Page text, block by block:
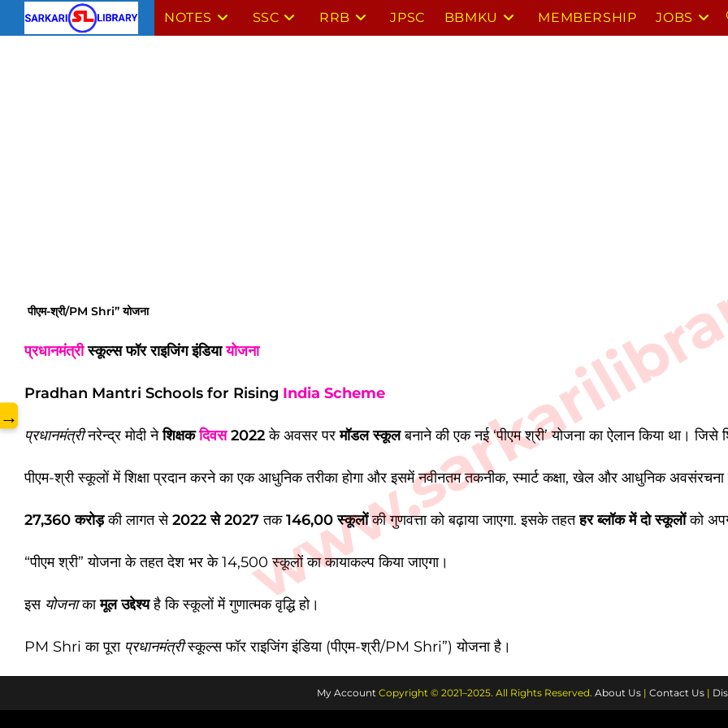
NOTES SSC RRB JPSC BBMKU MEMBERSHIP JOBS
पीएम-श्री/PM Shri” योजना
प्रधानमंत्रीस्कूल्स फॉर राइजिंग इंडियायोजना
Pradhan Mantri Schools for Rising India Scheme
प्रधानमंत्रीनरेन्द्र मोदी नेशिक्षकदिवस2022के अवसर परमॉडल स्कूलबनाने की एक नई ‘पीएम श्री’ योजना का ऐलान किया था। जिसे
पीएम-श्री स्कूलों में शिक्षा प्रदान करने का एक आधुनिक तरीका होगा और इसमें नवीनतम तकनीक, स्मार्ट कक्षा, खेल और आधुनिक अवसंरचना
27,360 करोड़की लागत से2022 से 2027तक146,00 स्कूलोंकी गुणवत्ता को बढ़ाया जाएगा. इसके तहतहर ब्लॉक में दो स्कूलोंको
“पीएम श्री” योजना के तहत देश भर के 14,500 स्कूलों का कायाकल्प किया जाएगा।
इस योजनाकामूल उद्देश्यहै कि स्कूलों में गुणात्मक वृद्धि हो।
PM Shri का पूरा प्रधानमंत्रीस्कूल्स फॉर राइजिंग इंडिया (पीएम-श्री/PM Shri”) योजना है।
My AccountCopyright © 2021–2025. All Rights Reserved. About Us| Contact Us|
→